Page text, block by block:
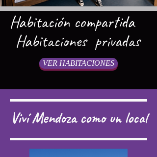
Habitación compartida
Habitaciones privadas
VER HABITACIONES
Viví Mendoza como un local